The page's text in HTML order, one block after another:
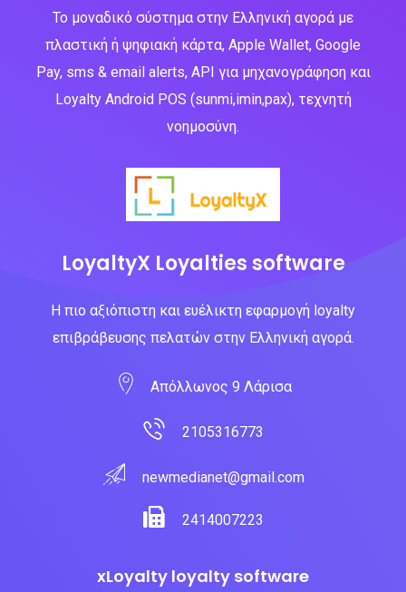
Το μοναδικό σύστημα στην Ελληνική αγορά με
πλαστική ή ψηφιακή κάρτα, Apple Wallet, Google
Pay, sms & email alerts, API για μηχανογράφηση και
Loyalty Android POS (sunmi,imin,pax), τεχνητή
νοημοσύνη.
LoyaltyX Loyalties software
Η πιο αξιόπιστη και ευέλικτη εφαρμογή loyalty
επιβράβευσης πελατών στην Ελληνική αγορά.
Απόλλωνος 9 Λάρισα
2105316773
newmedianet@gmail.com
2414007223
xLoyalty loyalty software